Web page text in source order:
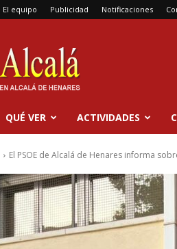
El equipo Publicidad Notificaciones
QUÉ VER ACTIVIDADES
El PSOE de Alcalá de Henares informa